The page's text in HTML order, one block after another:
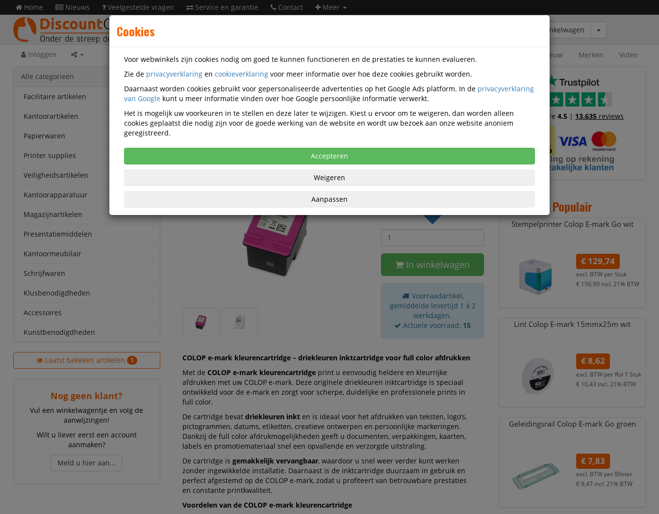
Winkelwagen
Home Nieuws Veelgestelde vragen Service en garantie Contact Meer
Inloggen Nieuw Merken Video
Alle categorieën
Facilitaire artikelen
Kantoorartikelen
Papierwaren
Printer supplies
Veiligheidsartikelen
Kantoorapparatuur
Magazijnartikelen
Presentatiemiddelen
Kantoormeubilair
Schrijfwaren
Klusbenodigdheden
Accessoires
Kunstbenodigdheden
Laatst bekeken artikelen 1
Nog geen klant?
Vul een winkelwagentje en volg de
aanwijzingen!
Wilt u liever eerst een account
aanmaken?
Meld u hier aan...
Kantoorartikelen Stempels en toebehoren Stempelautomaten
Colop
Q350910
Inktcartridge Colop E-mark C2 kleur
Korting vanaf aankoop 2 eenheden, zie prijsoverzicht
€ 35,60
In winkelwagen
Voorraadartikel,
gemiddelde levertijd 1 à 2
werkdagen.
Actuele voorraad: 15
COLOP e-mark kleurencartridge – driekleuren inktcartridge voor full color afdrukken
Met de COLOP e-mark kleurencartridgeprint u eenvoudig heldere en kleurrijke
afdrukken met uw COLOP e-mark. Deze originele driekleuren inktcartridge is speciaal
ontwikkeld voor de e-mark en zorgt voor scherpe, duidelijke en professionele prints in
full color.
De cartridge bevat driekleuren inkten is ideaal voor het afdrukken van teksten, logo’s,
pictogrammen, datums, etiketten, creatieve ontwerpen en persoonlijke markeringen.
Dankzij de full color afdrukmogelijkheden geeft u documenten, verpakkingen, kaarten,
labels en promotiemateriaal snel een opvallende en verzorgde uitstraling.
De cartridge is gemakkelijk vervangbaar, waardoor u snel weer verder kunt werken
zonder ingewikkelde installatie. Daarnaast is de inktcartridge duurzaam in gebruik en
perfect afgestemd op de COLOP e-mark, zodat u profiteert van betrouwbare prestaties
en constante printkwaliteit.
Voordelen van de COLOP e-mark kleurencartridge
Trustscore4.5 | 13.635 reviews
Populair
Stempelprinter Colop E-mark Go wit
€ 129,74
excl. BTW per Stuk
€ 156,99 incl. 21% BTW
Lint Colop E-mark 15mmx25m wit
€ 8,62
excl. BTW per Rol 1 Stuk
€ 10,43 incl. 21% BTW
Geleidingsrail Colop E-mark Go groen
€ 7,83
excl. BTW per Blister
€ 9,47 incl. 21% BTW
Cookies
Voor webwinkels zijn cookies nodig om goed te kunnen functioneren en de prestaties te kunnen evalueren.
Zie de privacyverklaring en cookieverklaring voor meer informatie over hoe deze cookies gebruikt worden.
Daarnaast worden cookies gebruikt voor gepersonaliseerde advertenties op het Google Ads platform. In de privacyverklaring
van Google kunt u meer informatie vinden over hoe Google persoonlijke informatie verwerkt.
Het is mogelijk uw voorkeuren in te stellen en deze later te wijzigen. Kiest u ervoor om te weigeren, dan worden alleen
cookies geplaatst die nodig zijn voor de goede werking van de website en wordt uw bezoek aan onze website anoniem
geregistreerd.
Accepteren
Weigeren
Aanpassen